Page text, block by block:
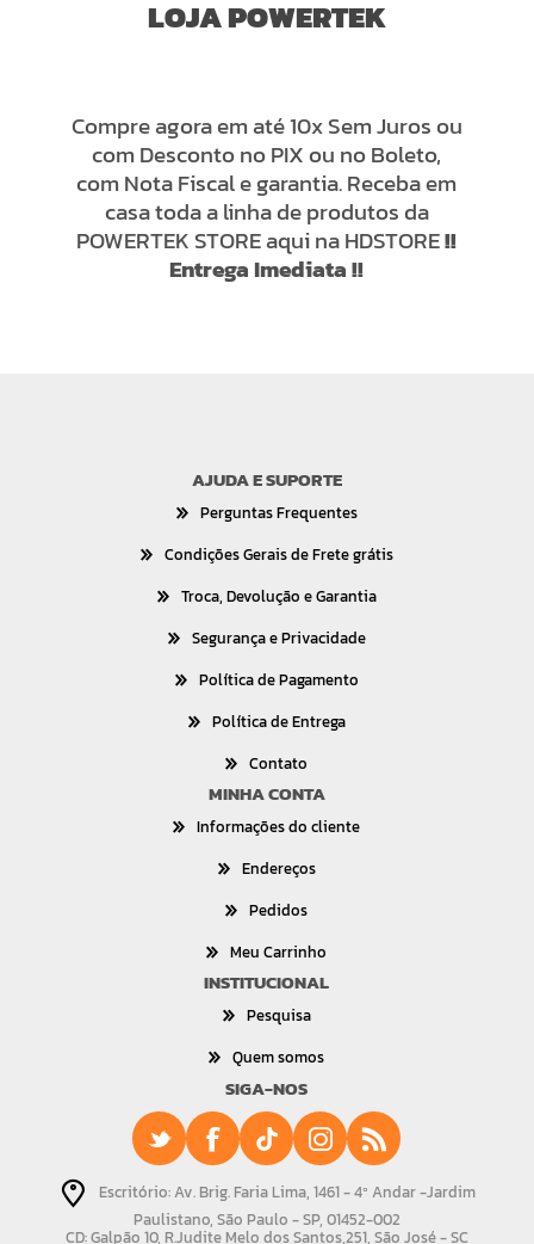
LOJA POWERTEK
Compre agora em até 10x Sem Juros ou
com Desconto no PIX ou no Boleto,
com Nota Fiscal e garantia. Receba em
casa toda a linha de produtos da
POWERTEK STORE aqui na HDSTORE!!
Entrega Imediata !!
AJUDA E SUPORTE
Perguntas Frequentes
Condições Gerais de Frete grátis
Troca, Devolução e Garantia
Segurança e Privacidade
Política de Pagamento
Política de Entrega
Contato
MINHA CONTA
Informações do cliente
Endereços
Pedidos
Meu Carrinho
INSTITUCIONAL
Pesquisa
Quem somos
SIGA-NOS
Escritório: Av. Brig. Faria Lima, 1461 - 4º Andar -Jardim
Paulistano, São Paulo - SP, 01452-002
CD: Galpão 10, R.Judite Melo dos Santos,251, São José - SC